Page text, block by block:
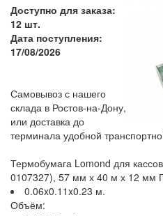
Доступно для заказа:
12 шт.
Дата поступления:
17/08/2026
Самовывоз с нашего
склада в Ростов-на-Дону,
или доставка до
терминала удобной
Термобумага Lomond для
0107327), 57 мм х 40 м х 12 мм
0.06x0.11x0.23 м.
Объём: